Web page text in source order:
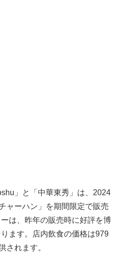
」と「中華東秀」は、2024
ャーハン」を期間限定で販売
は、昨年の販売時に好評を博
ます。店内飲食の価格は979
されます。